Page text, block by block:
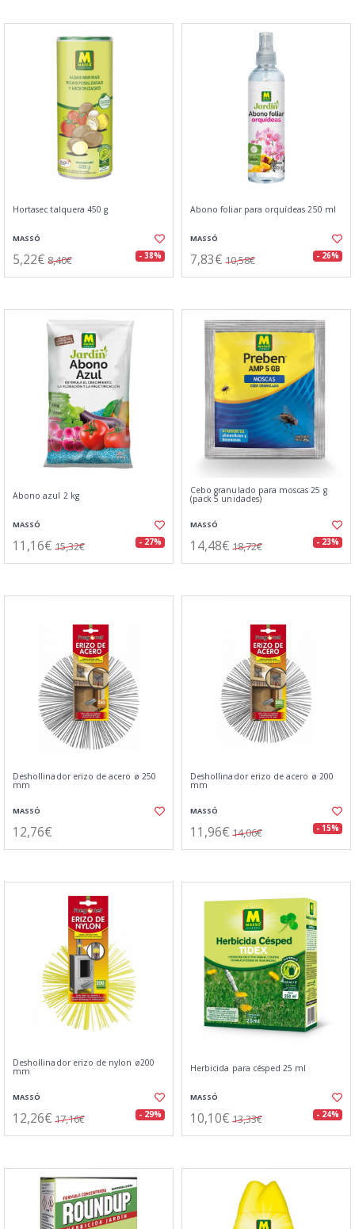
Hortasec talquera 450 g
MASSÓ
5,22€ 8,40€ - 38%
Abono foliar para orquídeas 250 ml
MASSÓ
7,83€ 10,58€ - 26%
Abono azul 2 kg
MASSÓ
11,16€ 15,32€ - 27%
Cebo granulado para moscas 25 g
(pack 5 unidades)
MASSÓ
14,48€ 18,72€ - 23%
Deshollinador erizo de acero ø 250
mm
MASSÓ
12,76€
Deshollinador erizo de acero ø 200
mm
MASSÓ
11,96€ 14,06€ - 15%
Deshollinador erizo de nylon ø200
mm
MASSÓ
12,26€ 17,16€ - 29%
Herbicida para césped 25 ml
MASSÓ
10,10€ 13,33€ - 24%